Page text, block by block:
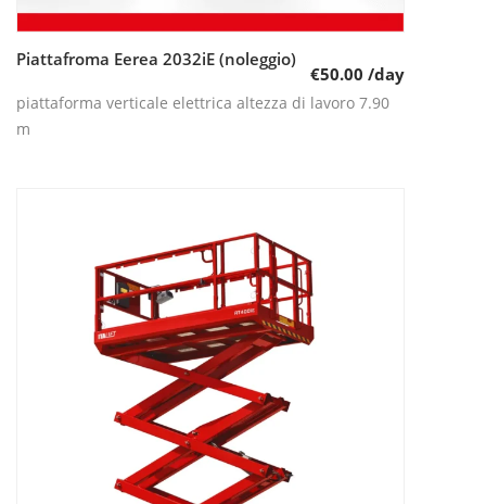
Leggi tutto
Piattafroma Eerea 2032iE (noleggio)
€50.00 /day
piattaforma verticale elettrica altezza di lavoro 7.90
m